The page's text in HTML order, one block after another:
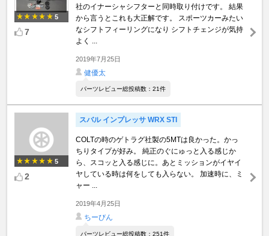
5
7
社のイナーシャシフターと同時取り付けです。 結果
から言うとこれも大正解です。 スポーツカーみたい
なシフトフィーリングになり シフトチェンジが気持
よく ...
2019年7月25日
健優太
パーツレビュー総投稿数：21件
5
2
スバル インプレッサ WRX STI
COLTの時のゲトラグ社製の5MTは良かった。かっ
ちりタイプが好み。 純正のぐにゅっと入る感じか
ら、スコッと入る感じに。あとミッションがイヤイ
ヤしている時は何をしても入らない。 加速時に、ミ
ャー ...
2019年4月25日
ちーびん
パーツレビュー総投稿数：251件